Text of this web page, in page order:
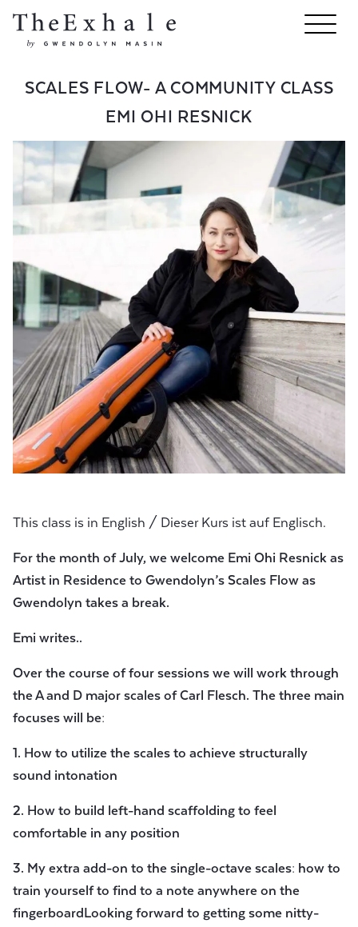
SCALES FLOW- A COMMUNITY CLASS
EMI OHI RESNICK
This class is in English / Dieser Kurs ist auf Englisch.
For the month of July, we welcome Emi Ohi Resnick as
Artist in Residence to Gwendolyn’s Scales Flow as
Gwendolyn takes a break.
Emi writes..
Over the course of four sessions we will work through
the A and D major scales of Carl Flesch. The three main
focuses will be:
1. How to utilize the scales to achieve structurally
sound intonation
2. How to build left-hand scaffolding to feel
comfortable in any position
3. My extra add-on to the single-octave scales: how to
train yourself to find to a note anywhere on the
fingerboardLooking forward to getting some nitty-